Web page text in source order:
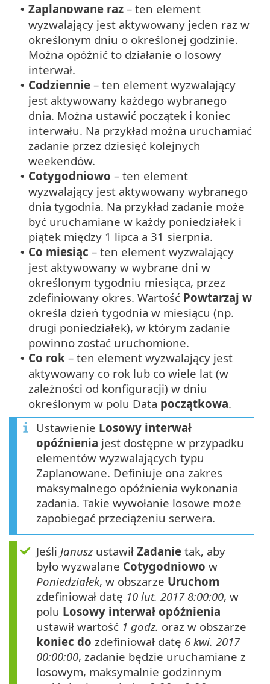
• Zaplanowane raz – ten element
wyzwalający jest aktywowany jeden raz w
określonym dniu o określonej godzinie.
Można opóźnić to działanie o losowy
interwał.
• Codziennie – ten element wyzwalający
jest aktywowany każdego wybranego
dnia. Można ustawić początek i koniec
interwału. Na przykład można uruchamiać
zadanie przez dziesięć kolejnych
weekendów.
• Cotygodniowo – ten element
wyzwalający jest aktywowany wybranego
dnia tygodnia. Na przykład zadanie może
być uruchamiane w każdy poniedziałek i
piątek między 1 lipca a 31 sierpnia.
• Co miesiąc – ten element wyzwalający
jest aktywowany w wybrane dni w
określonym tygodniu miesiąca, przez
zdefiniowany okres. Wartość Powtarzaj w
określa dzień tygodnia w miesiącu (np.
drugi poniedziałek), w którym zadanie
powinno zostać uruchomione.
• Co rok – ten element wyzwalający jest
aktywowany co rok lub co wiele lat (w
zależności od konfiguracji) w dniu
określonym w polu Data początkowa.
Ustawienie Losowy interwał
opóźnienia jest dostępne w przypadku
elementów wyzwalających typu
Zaplanowane. Definiuje ona zakres
maksymalnego opóźnienia wykonania
zadania. Takie wywołanie losowe może
zapobiegać przeciążeniu serwera.
Jeśli Janusz ustawił Zadanie tak, aby
było wyzwalane Cotygodniowo w
Poniedziałek, w obszarze Uruchom
zdefiniował datę 10 lut. 2017 8:00:00, w
polu Losowy interwał opóźnienia
ustawił wartość 1 godz. oraz w obszarze
koniec do zdefiniował datę 6 kwi. 2017
00:00:00, zadanie będzie uruchamiane z
losowym, maksymalnie godzinnym